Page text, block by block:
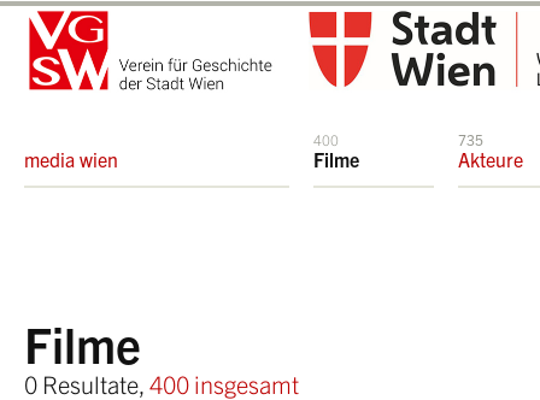
media wien
400
Filme
735
Akteure
Filme
0 Resultate, 400 insgesamt